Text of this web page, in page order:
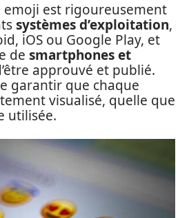
emoji est rigoureusement
systèmes d’exploitation,
iOS ou Google Play, et
de smartphones et
approuvé et publié.
garantir que chaque
visualisé, quelle que
utilisée.